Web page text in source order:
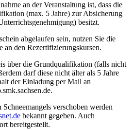
an der Veranstaltung ist, dass die
(max. 5 Jahre) zur Absicherung
besitzt.
abgelaufen sein, nutzen Sie die
an den Rezertifizierungskursen.
über die Grundqualifikation (falls nicht
darf diese nicht älter als 5 Jahre
der Einladung per Mail an
verschoben werden
bekannt gegeben. Auch
bereitgestellt.